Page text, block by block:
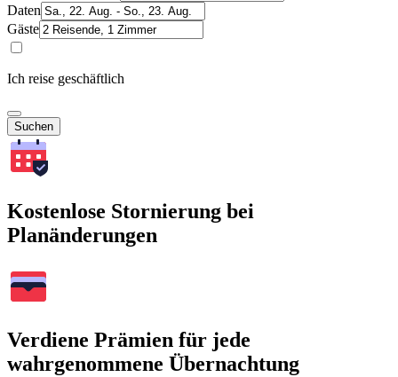
Daten
Gäste
Ich reise geschäftlich
Suchen
Kostenlose Stornierung bei
Planänderungen
Verdiene Prämien für jede
wahrgenommene Übernachtung